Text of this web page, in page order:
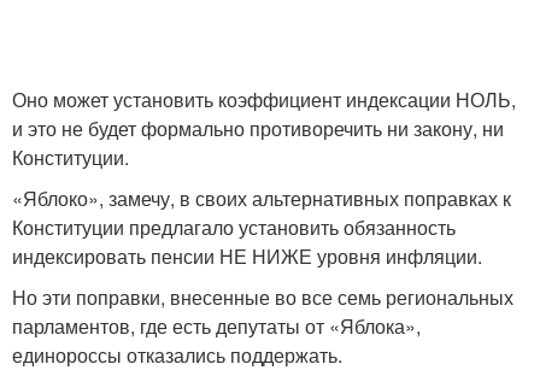
Оно может установить коэффициент индексации НОЛЬ,
и это не будет формально противоречить ни закону, ни
Конституции.
«Яблоко», замечу, в своих альтернативных поправках к
Конституции предлагало установить обязанность
индексировать пенсии НЕ НИЖЕ уровня инфляции.
Но эти поправки, внесенные во все семь региональных
парламентов, где есть депутаты от «Яблока»,
единороссы отказались поддержать.